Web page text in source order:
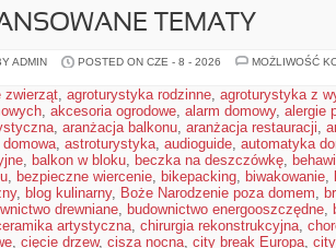
TEMATY
ADMIN POSTED ON CZE - 8 - 2026
MOŻLIWOŚĆ
zwierząt, agroturystyka rodzinne, agroturystyka z
, akcesoria ogrodowe, alarm domowy, alergie
, aranżacja balkonu, aranżacja restauracji,
, astroturystyka, audioguide, automatyka
, balkon w bloku, beczka na deszczówkę,
, bezpieczne wiercenie, bikepacking, biwakowanie,
, blog kulinarny, Boże Narodzenie poza domem,
drewniane, budownictwo energooszczędne,
artystyczna, chirurgia rekonstrukcyjna,
, cięcie drzew, cisza nocna, city break Europa,